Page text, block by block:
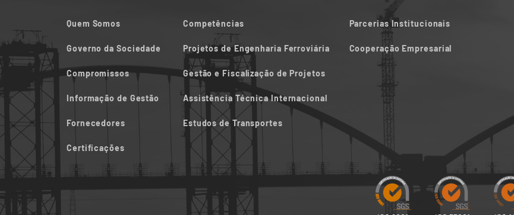
Quem Somos
Governo da Sociedade
Compromissos
Informação de Gestão
Fornecedores
Certificações
Competências
Projetos de Engenharia Ferroviária
Gestão e Fiscalização de Projetos
Assistência Técnica Internacional
Estudos de Transportes
Parcerias Institucionais
Cooperação Empresarial